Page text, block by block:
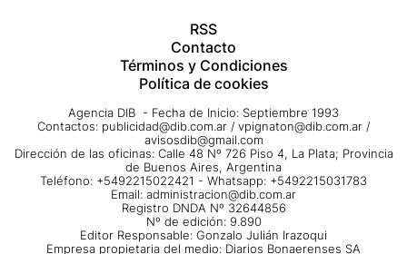
RSS
Contacto
Términos y Condiciones
Política de cookies
Agencia DIB - Fecha de Inicio: Septiembre 1993
Contactos: publicidad@dib.com.ar / vpignaton@dib.com.ar /
avisosdib@gmail.com
Dirección de las oficinas: Calle 48 Nº 726 Piso 4, La Plata; Provincia
de Buenos Aires, Argentina
Teléfono: +5492215022421 - Whatsapp: +5492215031783
Email: administracion@dib.com.ar
Registro DNDA Nº 32644856
Nº de edición: 9.890
Editor Responsable: Gonzalo Julián Irazoqui
Empresa propietaria del medio: Diarios Bonaerenses SA